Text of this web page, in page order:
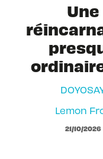
Une
Lemon
21/10/2026